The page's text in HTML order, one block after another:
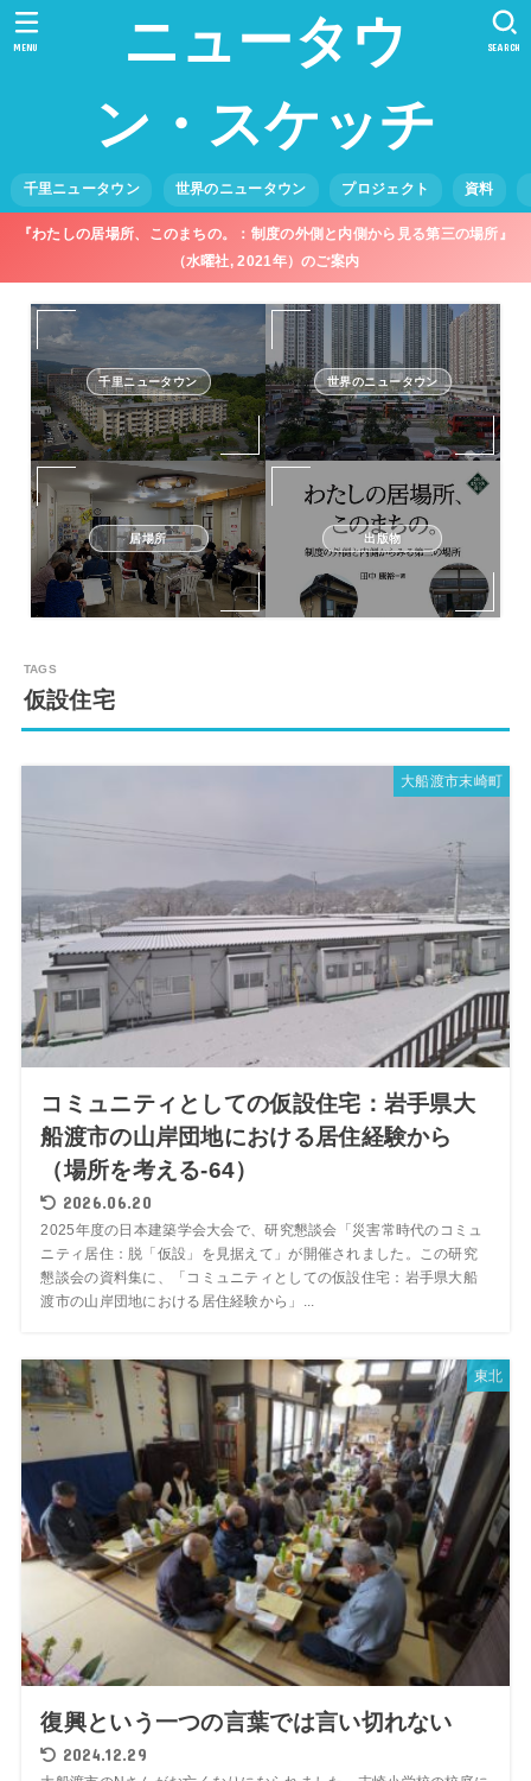
ニュータウ
ン・スケッチ
千里ニュータウン 世界のニュータウン プロジェクト 資料
SEARCH
MENU
『わたしの居場所、このまちの。：制度の外側と内側から見る第三の場所』
（水曜社, 2021年）のご案内
千里ニュータウン 世界のニュータウン
居場所 出版物
仮設住宅
大船渡市末崎町
コミュニティとしての仮設住宅：岩手県大
船渡市の山岸団地における居住経験から
（場所を考える-64）
2026.06.20
2025年度の日本建築学会大会で、研究懇談会「災害常時代のコミュ
ニティ居住：脱「仮設」を見据えて」が開催されました。この研究
懇談会の資料集に、「コミュニティとしての仮設住宅：岩手県大船
渡市の山岸団地における居住経験から」...
東北
復興という一つの言葉では言い切れない
2024.12.29